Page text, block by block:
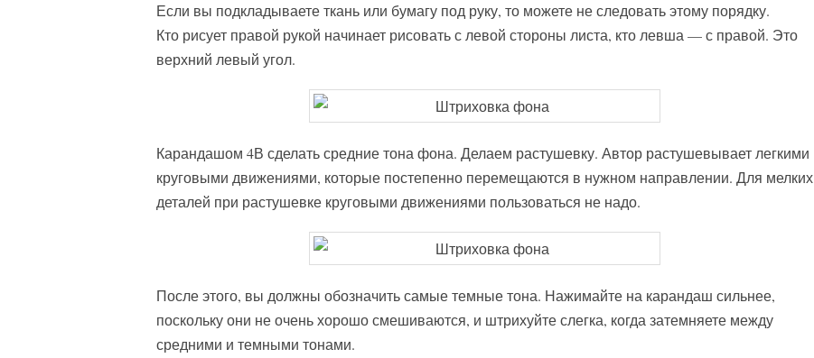
Если вы подкладываете ткань или бумагу под руку, то можете не следовать этому порядку.
Кто рисует правой рукой начинает рисовать с левой стороны листа, кто левша — с правой. Это
верхний левый угол.
Карандашом 4В сделать средние тона фона. Делаем растушевку. Автор растушевывает легкими
круговыми движениями, которые постепенно перемещаются в нужном направлении. Для мелких
деталей при растушевке круговыми движениями пользоваться не надо.
После этого, вы должны обозначить самые темные тона. Нажимайте на карандаш сильнее,
поскольку они не очень хорошо смешиваются, и штрихуйте слегка, когда затемняете между
средними и темными тонами.